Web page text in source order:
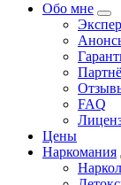
Обо мне
FAQ
Цены
Наркомания